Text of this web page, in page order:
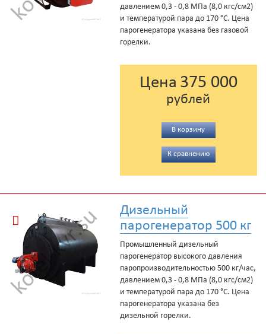
давлением 0,3 - 0,8 МПа (8,0 кгс/см2)
и температурой пара до 170 °С. Цена
парогенератора указана без газовой
горелки.
Цена 375 000
рублей
В корзину
К сравнению
Дизельный
парогенератор 500 кг
Промышленный дизельный
парогенератор высокого давления
паропроизводительностью 500 кг/час,
давлением 0,3 - 0,8 МПа (8,0 кгс/см2)
и температурой пара до 170 °С. Цена
парогенератора указана без
дизельной горелки.